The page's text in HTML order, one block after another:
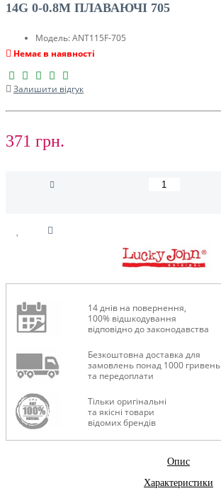
14G 0-0.8M ПЛАВАЮЧІ 705
Модель:ANT115F-705
Немає в наявності
Залишити відгук
371 грн.
14 днів на повернення,
100% відшкодування
відповідно до законодавства
Безкоштовна доставка для
замовлень понад 1000 гривень
та передоплати
Тільки оригінальні
та якісні товари
відомих брендів
Опис
Характеристики